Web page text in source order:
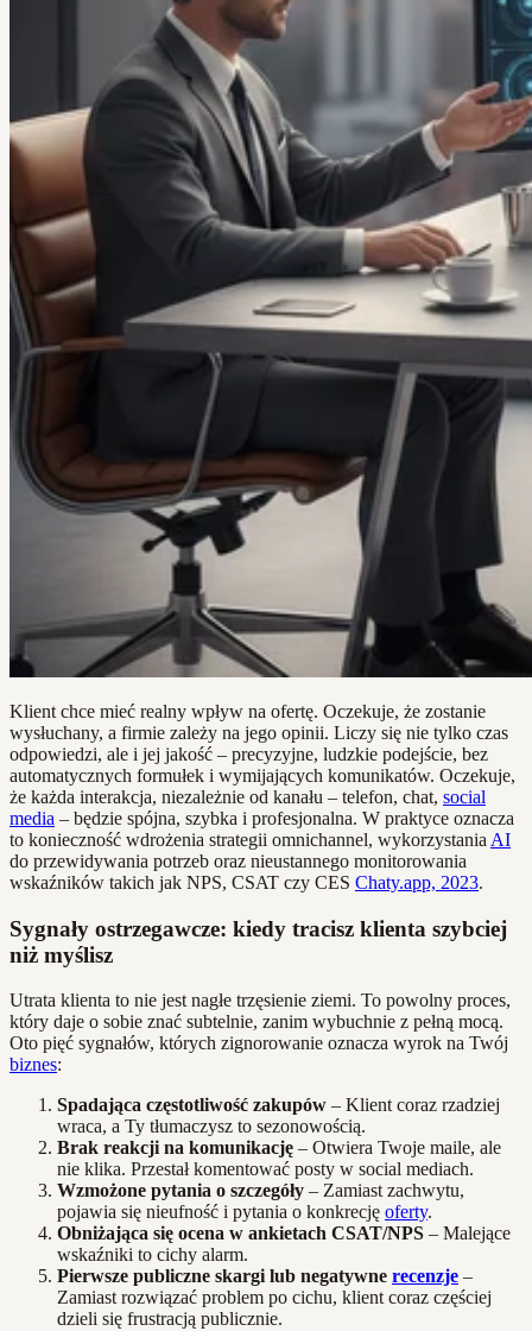
Klient chce mieć realny wpływ na ofertę. Oczekuje, że zostanie
wysłuchany, a firmie zależy na jego opinii. Liczy się nie tylko czas
odpowiedzi, ale i jej jakość – precyzyjne, ludzkie podejście, bez
automatycznych formułek i wymijających komunikatów. Oczekuje,
że każda interakcja, niezależnie od kanału – telefon, chat, social
media – będzie spójna, szybka i profesjonalna. W praktyce oznacza
to konieczność wdrożenia strategii omnichannel, wykorzystania AI
do przewidywania potrzeb oraz nieustannego monitorowania
wskaźników takich jak NPS, CSAT czy CES Chaty.app, 2023.
Sygnały ostrzegawcze: kiedy tracisz klienta szybciej
niż myślisz
Utrata klienta to nie jest nagłe trzęsienie ziemi. To powolny proces,
który daje o sobie znać subtelnie, zanim wybuchnie z pełną mocą.
Oto pięć sygnałów, których zignorowanie oznacza wyrok na Twój
biznes:
Spadająca częstotliwość zakupów – Klient coraz rzadziej
wraca, a Ty tłumaczysz to sezonowością.
Brak reakcji na komunikację – Otwiera Twoje maile, ale
nie klika. Przestał komentować posty w social mediach.
Wzmożone pytania o szczegóły – Zamiast zachwytu,
pojawia się nieufność i pytania o konkrecję oferty.
Obniżająca się ocena w ankietach CSAT/NPS – Malejące
wskaźniki to cichy alarm.
Pierwsze publiczne skargi lub negatywne recenzje –
Zamiast rozwiązać problem po cichu, klient coraz częściej
dzieli się frustracją publicznie.